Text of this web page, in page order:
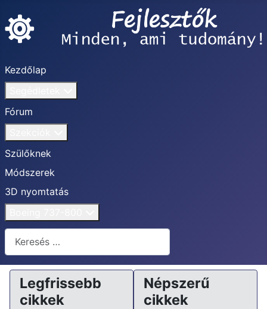
Kezdőlap
Fórum
Szülőknek
Módszerek
3D nyomtatás
Keresés...
Legfrissebb
cikkek
Népszerű
cikkek